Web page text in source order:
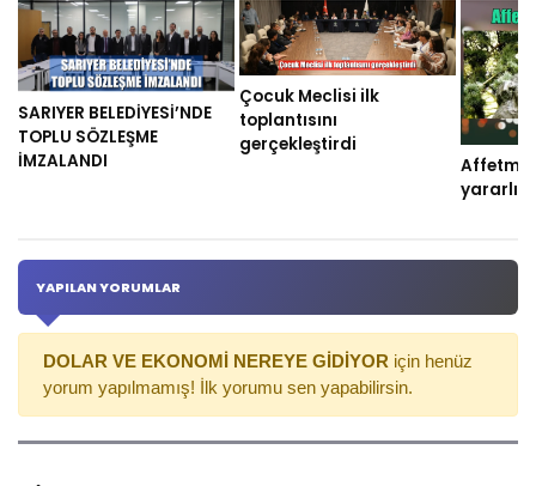
SARIYER BELEDİYESİ’NDE
TOPLU SÖZLEŞME
İMZALANDI
Çocuk Meclisi ilk
toplantısını
gerçekleştirdi
YAPILAN YORUMLAR
DOLAR VE EKONOMİ NEREYE GİDİYOR için henüz
yorum yapılmamış! İlk yorumu sen yapabilirsin.